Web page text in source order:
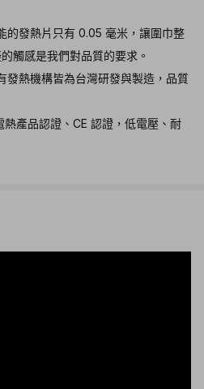
的發熱片只有 0.05 毫米，讓圍巾整
觸感是我們對品質的要求。
發熱機構皆為台灣研發與製造，品質
熱產品認證、CE 認證，低電壓、耐